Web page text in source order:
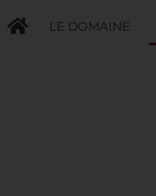
LE DOMAINE